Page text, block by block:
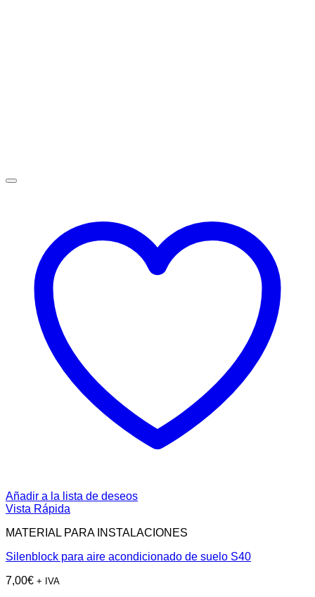
Añadir a la lista de deseos
Vista Rápida
MATERIAL PARA INSTALACIONES
Silenblock para aire acondicionado de suelo S40
7,00€ + IVA